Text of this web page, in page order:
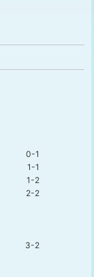
0-1
1-1
1-2
2-2
3-2